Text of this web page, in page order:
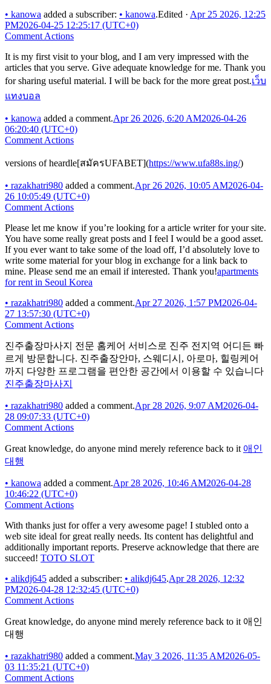
• kanowa added a subscriber: • kanowa.Edited · Apr 25 2026, 12:25
PM2026-04-25 12:25:17 (UTC+0)
Comment Actions
It is my first visit to your blog, and I am very impressed with the
articles that you serve. Give adequate knowledge for me. Thank you
for sharing useful material. I will be back for the more great post.เว็บ
แทงบอล
• kanowa added a comment.Apr 26 2026, 6:20 AM2026-04-26
06:20:40 (UTC+0)
Comment Actions
versions of heardle[สมัครUFABET](https://www.ufa88s.ing/)
• razakhatri980 added a comment.Apr 26 2026, 10:05 AM2026-04-
26 10:05:49 (UTC+0)
Comment Actions
Please let me know if you’re looking for a article writer for your site.
You have some really great posts and I feel I would be a good asset.
If you ever want to take some of the load off, I’d absolutely love to
write some material for your blog in exchange for a link back to
mine. Please send me an email if interested. Thank you!apartments
for rent in Seoul Korea
• razakhatri980 added a comment.Apr 27 2026, 1:57 PM2026-04-
27 13:57:30 (UTC+0)
Comment Actions
진주출장마사지 전문 홈케어 서비스로 진주 전지역 어디든 빠
르게 방문합니다. 진주출장안마, 스웨디시, 아로마, 힐링케어
까지 다양한 프로그램을 편안한 공간에서 이용할 수 있습니다
진주출장마사지
• razakhatri980 added a comment.Apr 28 2026, 9:07 AM2026-04-
28 09:07:33 (UTC+0)
Comment Actions
Great knowledge, do anyone mind merely reference back to it 애인
대행
• kanowa added a comment.Apr 28 2026, 10:46 AM2026-04-28
10:46:22 (UTC+0)
Comment Actions
With thanks just for offer a very awesome page! I stubled onto a
web site ideal for great really needs. Its content has delightful and
additionally important reports. Preserve acknowledge that there are
succeed! TOTO SLOT
• alikdj645 added a subscriber: • alikdj645.Apr 28 2026, 12:32
PM2026-04-28 12:32:45 (UTC+0)
Comment Actions
Great knowledge, do anyone mind merely reference back to it 애인
대행
• razakhatri980 added a comment.May 3 2026, 11:35 AM2026-05-
03 11:35:21 (UTC+0)
Comment Actions